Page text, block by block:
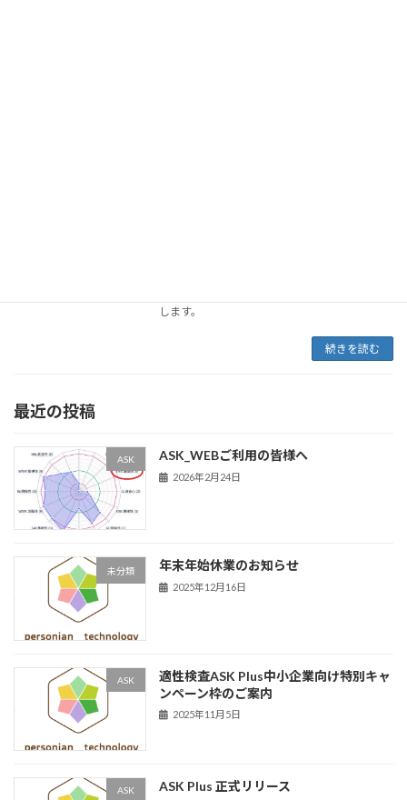
します。
続きを読む
最近の投稿
ASK ASK_WEBご利用の皆様へ
2026年2月24日
未分類 年末年始休業のお知らせ
2025年12月16日
ASK
適性検査ASK Plus中小企業向け特別キャ
ンペーン枠のご案内
2025年11月5日
ASK ASK Plus 正式リリース